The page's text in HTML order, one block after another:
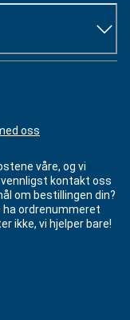
oss
våre, og vi
kontakt oss
om bestillingen din?
ha ordrenummeret
ikke, vi hjelper bare!